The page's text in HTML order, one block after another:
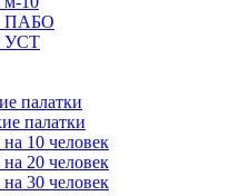
ПАБО
УСТ
палатки
палатки
10 человек
20 человек
30 человек